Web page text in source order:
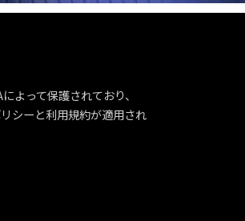
よって保護されており、
シーと利用規約が適用され